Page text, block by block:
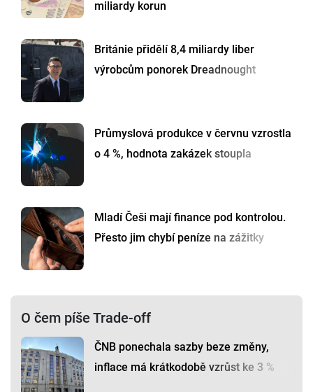
miliardy korun
Británie přidělí 8,4 miliardy liber
výrobcům ponorek Dreadnought
Průmyslová produkce v červnu vzrostla
o 4 %, hodnota zakázek stoupla
Mladí Češi mají finance pod kontrolou.
Přesto jim chybí peníze na zážitky
O čem píše Trade-off
ČNB ponechala sazby beze změny,
inflace má krátkodobě vzrůst ke 3 %